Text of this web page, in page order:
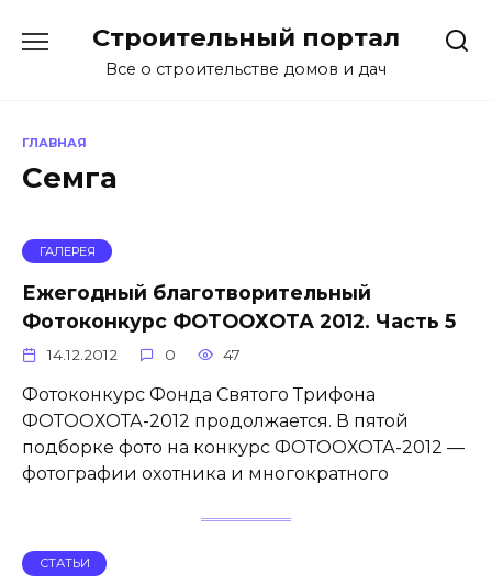
содержанию
Строительный портал
Все о строительстве домов и дач
ГЛАВНАЯ
Семга
ГАЛЕРЕЯ
Ежегодный благотворительный
Фотоконкурс ФОТООХОТА 2012. Часть 5
14.12.2012 0 47
Фотоконкурс Фонда Святого Трифона
ФОТООХОТА-2012 продолжается. В пятой
подборке фото на конкурс ФОТООХОТА-2012 —
фотографии охотника и многократного
СТАТЬИ